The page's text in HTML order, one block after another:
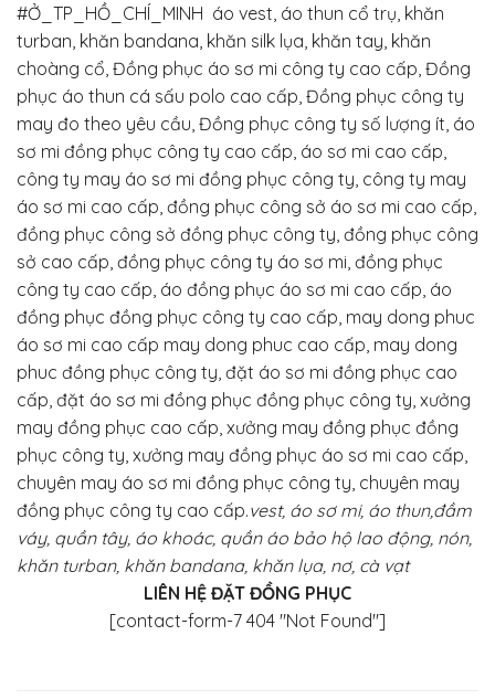
#Ở_TP_HỒ_CHÍ_MINH áo vest, áo thun cổ trụ, khăn
turban, khăn bandana, khăn silk lụa, khăn tay, khăn
choàng cổ, Đồng phục áo sơ mi công ty cao cấp, Đồng
phục áo thun cá sấu polo cao cấp, Đồng phục công ty
may đo theo yêu cầu, Đồng phục công ty số lượng ít, áo
sơ mi đồng phục công ty cao cấp, áo sơ mi cao cấp,
công ty may áo sơ mi đồng phục công ty, công ty may
áo sơ mi cao cấp, đồng phục công sở áo sơ mi cao cấp,
đồng phục công sở đồng phục công ty, đồng phục công
sở cao cấp, đồng phục công ty áo sơ mi, đồng phục
công ty cao cấp, áo đồng phục áo sơ mi cao cấp, áo
đồng phục đồng phục công ty cao cấp, may dong phuc
áo sơ mi cao cấp may dong phuc cao cấp, may dong
phuc đồng phục công ty, đặt áo sơ mi đồng phục cao
cấp, đặt áo sơ mi đồng phục đồng phục công ty, xưởng
may đồng phục cao cấp, xưởng may đồng phục đồng
phục công ty, xưởng may đồng phục áo sơ mi cao cấp,
chuyên may áo sơ mi đồng phục công ty, chuyên may
đồng phục công ty cao cấp.vest, áo sơ mi, áo thun,đầm
váy, quần tây, áo khoác, quần áo bảo hộ lao động, nón,
khăn turban, khăn bandana, khăn lụa, nơ, cà vạt
LIÊN HỆ ĐẶT ĐỒNG PHỤC
[contact-form-7 404 "Not Found"]